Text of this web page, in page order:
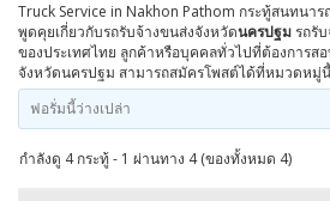
Truck Service in Nakhon Pathom กระทู้สนทนา
พูดคุยเกี่ยวกับรถรับจ้างขนส่งจังหวัดนครปฐม รถรั
ของประเทศไทย ลูกค้าหรือบุคคลทั่วไปที่ต้องการส
จังหวัดนครปฐม สามารถสมัครโพสต์ได้ที่หมวดหมู่
ฟอรั่มนี้ว่างเปล่า
กำลังดู 4 กระทู้ - 1 ผ่านทาง 4 (ของทั้งหมด 4)